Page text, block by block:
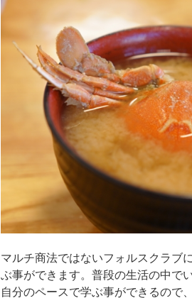
マルチ商法ではないフォルスクラブ
ぶ事ができます。普段の生活の中で
自分のペースで学ぶ事ができるので